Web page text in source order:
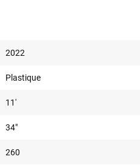
2022
Plastique
11'
34"
260